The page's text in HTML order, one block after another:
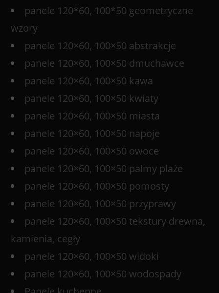
panele 120*60, 100*50 geometryczne
wzory
panele 120×60, 100×50 abstrakcje
panele 120×60, 100×50 dmuchawce
panele 120×60, 100×50 kawa
panele 120×60, 100×50 kwiaty
panele 120×60, 100×50 miasta
panele 120×60, 100×50 napoje
panele 120×60, 100×50 owoce
panele 120×60, 100×50 palmy plaże
panele 120×60, 100×50 pomosty
panele 120×60, 100×50 przyprawy
panele 120×60, 100×50 tekstury drewna,
kamienia, cegły
panele 120×60, 100×50 widoki
panele 120×60, 100×50 wodospady